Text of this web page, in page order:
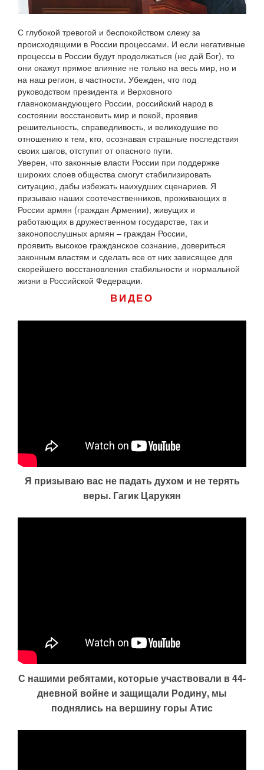
С глубокой тревогой и беспокойством слежу за
происходящими в России процессами. И если негативные
процессы в России будут продолжаться (не дай Бог), то
они окажут прямое влияние не только на весь мир, но и
на наш регион, в частности. Убежден, что под
руководством президента и Верховного
главнокомандующего России, российский народ в
состоянии восстановить мир и покой, проявив
решительность, справедливость, и великодушие по
отношению к тем, кто, осознавая страшные последствия
своих шагов, отступит от опасного пути.
Уверен, что законные власти России при поддержке
широких слоев общества смогут стабилизировать
ситуацию, дабы избежать наихудших сценариев. Я
призываю наших соотечественников, проживающих в
России армян (граждан Армении), живущих и
работающих в дружественном государстве, так и
законопослушных армян – граждан России,
проявить высокое гражданское сознание, довериться
законным властям и сделать все от них зависящее для
скорейшего восстановления стабильности и нормальной
жизни в Российской Федерации.
ВИДЕО
Я призываю вас не падать духом и не терять
веры. Гагик Царукян
С нашими ребятами, которые участвовали в 44-
дневной войне и защищали Родину, мы
поднялись на вершину горы Атис